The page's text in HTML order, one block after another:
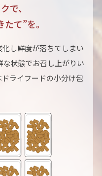
で、
て”を。
し鮮度が落ちてしまい
な状態でお召し上がりい
ライフードの小分け包